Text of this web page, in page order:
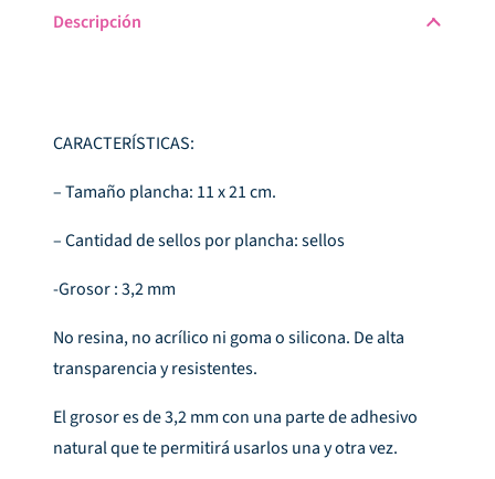
Descripción
CARACTERÍSTICAS:
– Tamaño plancha: 11 x 21 cm.
– Cantidad de sellos por plancha: sellos
-Grosor : 3,2 mm
No resina, no acrílico ni goma o silicona. De alta
transparencia y resistentes.
El grosor es de 3,2 mm con una parte de adhesivo
natural que te permitirá usarlos una y otra vez.